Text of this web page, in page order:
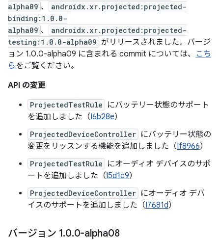
alpha09 、
androidx.xr.projected:projected-
binding:1.0.0-
alpha09 、
androidx.xr.projected:projected-
testing:1.0.0-alpha09 がリリースされました。バージ
ョン 1.0.0-alpha09 に含まれる commit については、 こち
らをご覧ください。
API の変更
ProjectedTestRule
にバッテリー状態のサポート
を追加しました（I6b28e）
ProjectedDeviceController にバッテリー状態の
変更をリッスンする機能を追加しました（If8966）
ProjectedTestRule
にオーディオ デバイスのサポ
ートを追加しました（I5d1c9）
ProjectedDeviceController にオーディオ デバ
イスのサポートを追加しました（I7681d）
バージョン 1.0.0-alpha08